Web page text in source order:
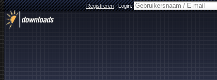
Registreren|Login: